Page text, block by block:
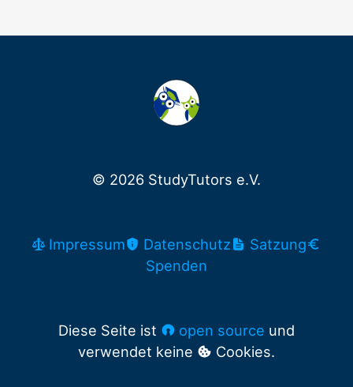
© 2026 StudyTutors e.V.
Impressum Datenschutz
Satzung
Spenden
Diese Seite ist open source und
verwendet keine
Cookies.